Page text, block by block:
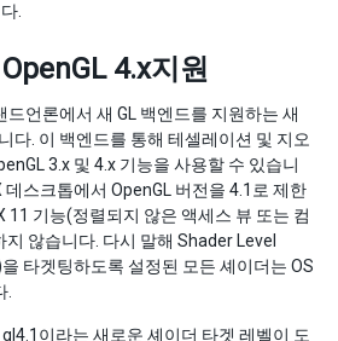
.
4.x지원
드언론에서 새 GL 백엔드를 지원하는 새
다. 이 백엔드를 통해 테셀레이션 및 지오
3.x 및 4.x 기능을 사용할 수 있습니
데스크톱에서 OpenGL 버전을 4.1로 제한
11 기능(정렬되지 않은 액세스 뷰 또는 컴
않습니다. 다시 말해 Shader Level
타겟팅하도록 설정된 모든 셰이더는 OS
.
이라는 새로운 셰이더 타겟 레벨이 도